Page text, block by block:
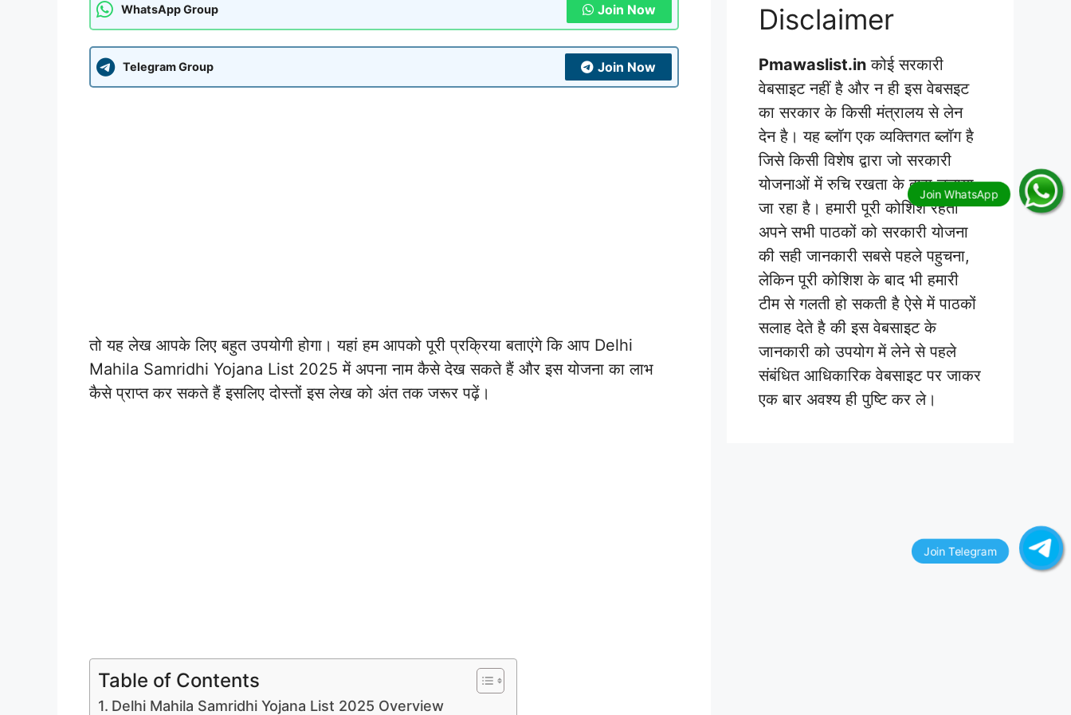
WhatsApp Group Join Now
Telegram Group Join Now
तो यह लेख आपके लिए बहुत उपयोगी होगा। यहां हम आपको पूरी प्रक्रिया बताएंगे कि आप Delhi
Mahila Samridhi Yojana List 2025 में अपना नाम कैसे देख सकते हैं और इस योजना का लाभ
कैसे प्राप्त कर सकते हैं इसलिए दोस्तों इस लेख को अंत तक जरूर पढ़ें।
Table of Contents
Delhi Mahila Samridhi Yojana List 2025 Overview
Disclaimer
Pmawaslist.in कोई सरकारी
वेबसाइट नहीं है और न ही इस वेबसइट
का सरकार के किसी मंत्रालय से लेन
देन है। यह ब्लॉग एक व्यक्तिगत ब्लॉग है
जिसे किसी विशेष द्वारा जो सरकारी
योजनाओं में रुचि रखता के द्वारा चलाया
जा रहा है। हमारी पूरी कोशिश रहती
अपने सभी पाठकों को सरकारी योजना
की सही जानकारी सबसे पहले पहुचना,
लेकिन पूरी कोशिश के बाद भी हमारी
टीम से गलती हो सकती है ऐसे में पाठकों
सलाह देते है की इस वेबसाइट के
जानकारी को उपयोग में लेने से पहले
संबंधित आधिकारिक वेबसाइट पर जाकर
एक बार अवश्य ही पुष्टि कर ले।